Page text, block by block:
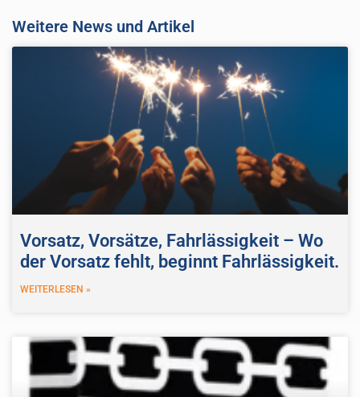
Weitere News und Artikel
Vorsatz, Vorsätze, Fahrlässigkeit – Wo
der Vorsatz fehlt, beginnt Fahrlässigkeit.
WEITERLESEN »